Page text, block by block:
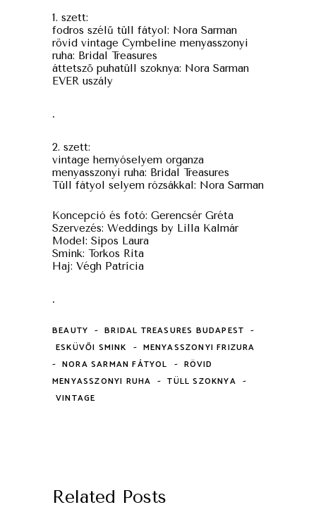
1. szett:
fodros szélű tüll fátyol: Nora Sarman
rövid vintage Cymbeline menyasszonyi
ruha: Bridal Treasures
áttetsző puhatüll szoknya: Nora Sarman
EVER uszály
.
2. szett:
vintage hernyóselyem organza
menyasszonyi ruha: Bridal Treasures
Tüll fátyol selyem rózsákkal: Nora Sarman
Koncepció és fotó: Gerencsér Gréta
Szervezés: Weddings by Lilla Kalmár
Model: Sipos Laura
Smink: Torkos Rita
Haj: Végh Patrícia
.
BEAUTY - BRIDAL TREASURES BUDAPEST -
ESKÜVŐI SMINK - MENYASSZONYI FRIZURA
- NORA SARMAN FÁTYOL - RÖVID
MENYASSZONYI RUHA - TÜLL SZOKNYA -
VINTAGE
Related Posts